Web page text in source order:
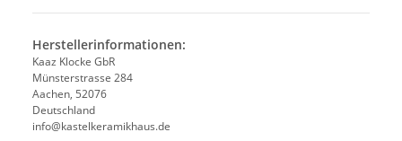
Herstellerinformationen:
Kaaz Klocke GbR
Münsterstrasse 284
Aachen, 52076
Deutschland
info@kastelkeramikhaus.de